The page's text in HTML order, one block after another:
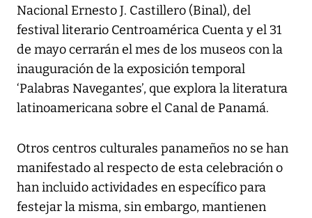
Nacional Ernesto J. Castillero (Binal), del
festival literario Centroamérica Cuenta y el 31
de mayo cerrarán el mes de los museos con la
inauguración de la exposición temporal
‘Palabras Navegantes’, que explora la literatura
latinoamericana sobre el Canal de Panamá.
Otros centros culturales panameños no se han
manifestado al respecto de esta celebración o
han incluido actividades en específico para
festejar la misma, sin embargo, mantienen